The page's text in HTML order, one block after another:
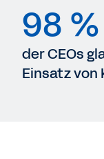
98 %
der CEOs
Einsatz von